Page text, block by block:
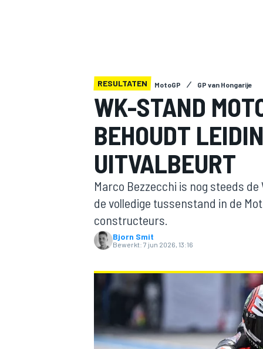
MOTOGP
RESULTATEN MotoGP GP van Hongarije
WK-STAND
BEHOUDT
UITVALBEURT
Marco Bezzecchi is nog steeds
de volledige tussenstand in de
constructeurs.
Bjorn Smit
Bewerkt: 7 jun 2026, 13:16